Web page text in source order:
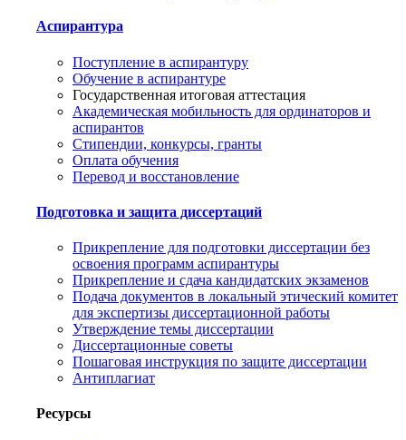
Аспирантура
Поступление в аспирантуру
Обучение в аспирантуре
Государственная итоговая аттестация
Академическая мобильность для ординаторов и
аспирантов
Стипендии, конкурсы, гранты
Оплата обучения
Перевод и восстановление
Подготовка и защита диссертаций
Прикрепление для подготовки диссертации без
освоения программ аспирантуры
Прикрепление и сдача кандидатских экзаменов
Подача документов в локальный этический комитет
для экспертизы диссертационной работы
Утверждение темы диссертации
Диссертационные советы
Пошаговая инструкция по защите диссертации
Антиплагиат
Ресурсы